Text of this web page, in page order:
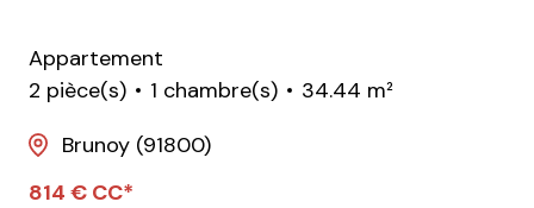
Appartement
2 pièce(s)
1 chambre(s)
34.44 m²
Brunoy (91800)
814 € CC*